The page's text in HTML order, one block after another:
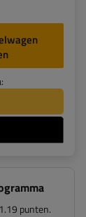
1.19 punten.